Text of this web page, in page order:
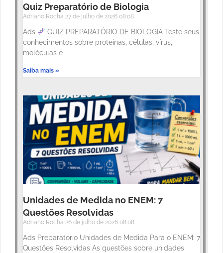
Quiz Preparatório de Biologia
Adriano Rocha 27 de julho de 2026 08:08
Ads
QUIZ PREPARATÓRIO DE BIOLOGIA Teste seus
conhecimentos sobre proteínas, células, vírus,
moléculas e
Saiba mais »
Unidades de Medida no ENEM: 7
Questões Resolvidas
Adriano Rocha 26 de julho de 2026 08:08
Ads Preparatório Unidades de Medida Para o ENEM: 7
Questões Resolvidas As questões sobre unidades